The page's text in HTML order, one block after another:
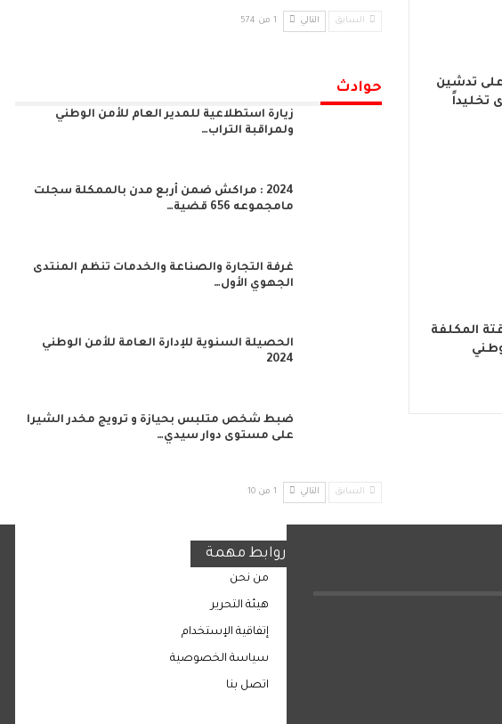
تدشين
تخليداً
المكلفة
السابق التالي 1 من 574
حوادث
زيارة استطلاعية للمدير العام للأمن الوطني
ولمراقبة التراب…
2024 : مراكش ضمن أربع مدن بالممكلة سجلت
مامجموعه 656 قضية…
غرفة التجارة والصناعة والخدمات تنظم المنتدى
الجهوي الأول…
الحصيلة السنوية للإدارة العامة للأمن الوطني
2024
ضبط شخص متلبس بحيازة و ترويج مخدر الشيرا
على مستوى دوار سيدي…
السابق التالي 1 من 10
روابط مهمة
من نحن
هيئة التحرير
إتفاقية الإستخدام
سياسة الخصوصية
اتصل بنا